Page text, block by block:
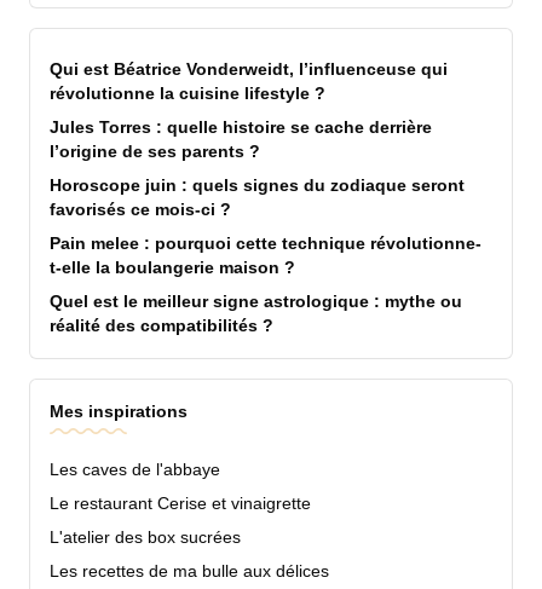
Qui est Béatrice Vonderweidt, l’influenceuse qui
révolutionne la cuisine lifestyle ?
Jules Torres : quelle histoire se cache derrière
l’origine de ses parents ?
Horoscope juin : quels signes du zodiaque seront
favorisés ce mois-ci ?
Pain melee : pourquoi cette technique révolutionne-
t-elle la boulangerie maison ?
Quel est le meilleur signe astrologique : mythe ou
réalité des compatibilités ?
Mes inspirations
Les caves de l'abbaye
Le restaurant Cerise et vinaigrette
L'atelier des box sucrées
Les recettes de ma bulle aux délices